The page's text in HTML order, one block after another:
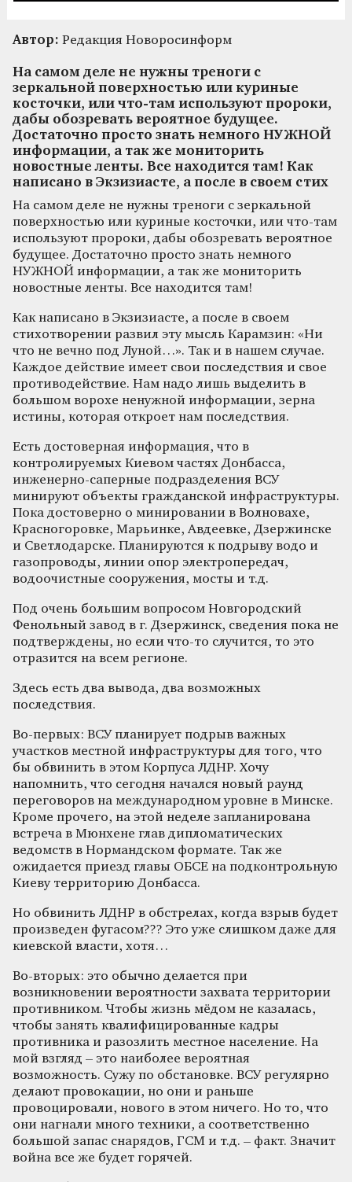
Автор: Редакция Новоросинформ
На самом деле не нужны треноги с
зеркальной поверхностью или куриные
косточки, или что-там используют пророки,
дабы обозревать вероятное будущее.
Достаточно просто знать немного НУЖНОЙ
информации, а так же мониторить
новостные ленты. Все находится там! Как
написано в Экзизиасте, а после в своем стих
На самом деле не нужны треноги с зеркальной
поверхностью или куриные косточки, или что-там
используют пророки, дабы обозревать вероятное
будущее. Достаточно просто знать немного
НУЖНОЙ информации, а так же мониторить
новостные ленты. Все находится там!
Как написано в Экзизиасте, а после в своем
стихотворении развил эту мысль Карамзин: «Ни
что не вечно под Луной…». Так и в нашем случае.
Каждое действие имеет свои последствия и свое
противодействие. Нам надо лишь выделить в
большом ворохе ненужной информации, зерна
истины, которая откроет нам последствия.
Есть достоверная информация, что в
контролируемых Киевом частях Донбасса,
инженерно-саперные подразделения ВСУ
минируют объекты гражданской инфраструктуры.
Пока достоверно о минировании в Волновахе,
Красногоровке, Марьинке, Авдеевке, Дзержинске
и Светлодарске. Планируются к подрыву водо и
газопроводы, линии опор электропередач,
водоочистные сооружения, мосты и т.д.
Под очень большим вопросом Новгородский
Фенольный завод в г. Дзержинск, сведения пока не
подтверждены, но если что-то случится, то это
отразится на всем регионе.
Здесь есть два вывода, два возможных
последствия.
Во-первых: ВСУ планирует подрыв важных
участков местной инфраструктуры для того, что
бы обвинить в этом Корпуса ЛДНР. Хочу
напомнить, что сегодня начался новый раунд
переговоров на международном уровне в Минске.
Кроме прочего, на этой неделе запланирована
встреча в Мюнхене глав дипломатических
ведомств в Нормандском формате. Так же
ожидается приезд главы ОБСЕ на подконтрольную
Киеву территорию Донбасса.
Но обвинить ЛДНР в обстрелах, когда взрыв будет
произведен фугасом??? Это уже слишком даже для
киевской власти, хотя…
Во-вторых: это обычно делается при
возникновении вероятности захвата территории
противником. Чтобы жизнь мёдом не казалась,
чтобы занять квалифицированные кадры
противника и разозлить местное население. На
мой взгляд – это наиболее вероятная
возможность. Сужу по обстановке. ВСУ регулярно
делают провокации, но они и раньше
провоцировали, нового в этом ничего. Но то, что
они нагнали много техники, а соответственно
большой запас снарядов, ГСМ и т.д. – факт. Значит
война все же будет горячей.